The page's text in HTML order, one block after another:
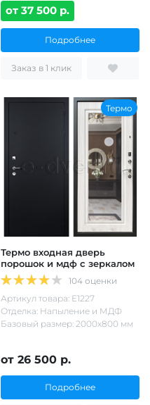
от 37 500 р.
Подробнее
Заказ в 1 клик
Термо
Термо входная дверь
порошок и мдф с зеркалом
104 оценки
Артикул товара: Е1227
Отделка: Напыление и МДФ
Базовый размер: 2000х800 мм
от 26 500 р.
Подробнее